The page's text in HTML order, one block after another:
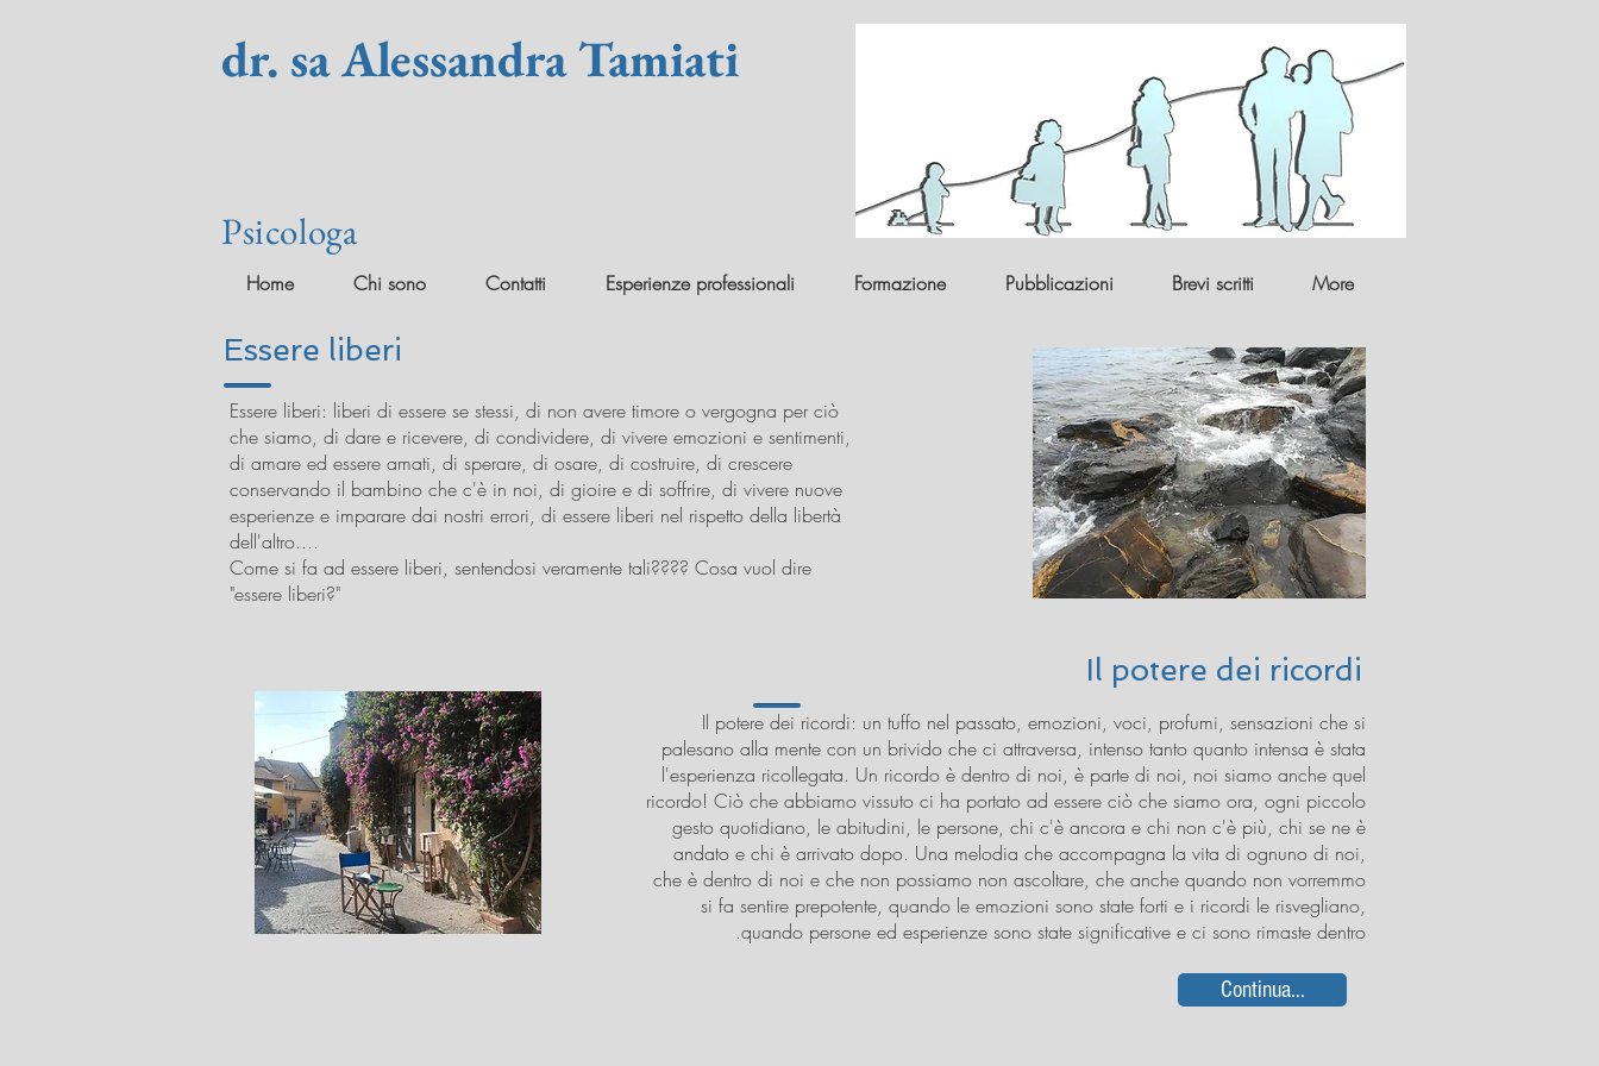
dr. sa Alessandra Tamiati
Psicologa
Home Chi sono Contatti Esperienze professionali Formazione Pubblicazioni Brevi scritti More
Essere liberi
Essere liberi: liberi di essere se stessi, di non avere timore o vergogna per ciò
che siamo, di dare e ricevere, di condividere, di vivere emozioni e sentimenti,
di amare ed essere amati, di sperare, di osare, di costruire, di crescere
conservando il bambino che c'è in noi, di gioire e di soffrire, di vivere nuove
esperienze e imparare dai nostri errori, di essere liberi nel rispetto della libertà
dell'altro....
Come si fa ad essere liberi, sentendosi veramente tali???? Cosa vuol dire
"essere liberi?"
Il potere dei ricordi
Il potere dei ricordi: un tuffo nel passato, emozioni, voci, profumi, sensazioni che si
palesano alla mente con un brivido che ci attraversa, intenso tanto quanto intensa è stata
l'esperienza ricollegata. Un ricordo è dentro di noi, è parte di noi, noi siamo anche quel
ricordo! Ciò che abbiamo vissuto ci ha portato ad essere ciò che siamo ora, ogni piccolo
gesto quotidiano, le abitudini, le persone, chi c'è ancora e chi non c'è più, chi se ne è
andato e chi è arrivato dopo. Una melodia che accompagna la vita di ognuno di noi,
che è dentro di noi e che non possiamo non ascoltare, che anche quando non vorremmo
si fa sentire prepotente, quando le emozioni sono state forti e i ricordi le risvegliano,
quando persone ed esperienze sono state significative e ci sono rimaste dentro.
Continua...